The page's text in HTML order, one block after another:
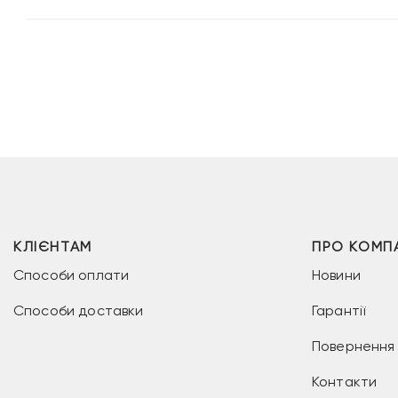
КЛІЄНТАМ
Способи оплати
Способи доставки
ПРО
Новини
Гарантії
Повернення
Контакти